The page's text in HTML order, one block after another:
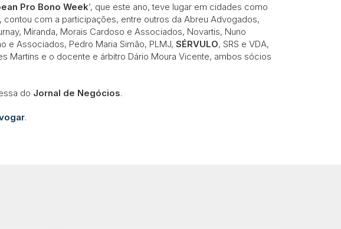
Pro Bono Week’, que este ano, teve lugar em cidades como
contou com a participações, entre outros da Abreu Advogados,
Miranda, Morais Cardoso e Associados, Novartis, Nuno
e Associados, Pedro Maria Simão, PLMJ, SÉRVULO, SRS e VDA,
Martins e o docente e árbitro Dário Moura Vicente, ambos sócios
do Jornal de Negócios.
.